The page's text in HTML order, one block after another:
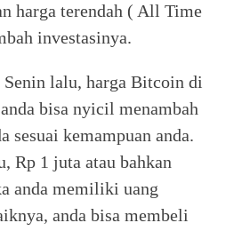
harga terendah ( All Time
investasinya.
lalu, harga Bitcoin di
bisa nyicil menambah
sesuai kemampuan anda.
Rp 1 juta atau bahkan
anda memiliki uang
anda bisa membeli